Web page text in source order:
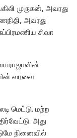
முருகன், அவரது
அவரது
சிவா
வரவை
மெட்டு. மற்ற
அது
நினைவில்